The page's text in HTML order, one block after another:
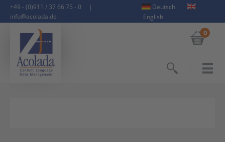
+49 - (0)911 / 37 66 75 - 0
|
info@acolada.de
Deutsch
English
0